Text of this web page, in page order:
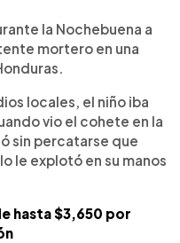
la Nochebuena a
mortero en una
locales, el niño iba
vio el cohete en la
sin percatarse que
le explotó en su manos
hasta $3,650 por